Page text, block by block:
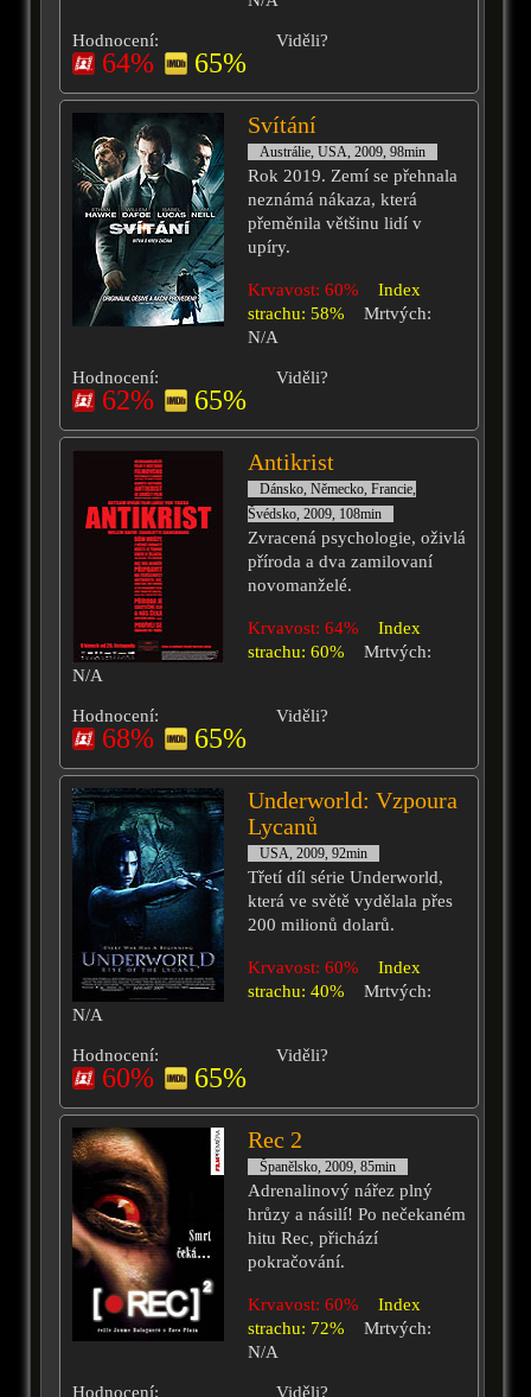
Hodnocení:
64% 65%
Viděli?
Svítání
Austrálie, USA, 2009, 98min
Rok 2019. Zemí se přehnala
neznámá nákaza, která
přeměnila většinu lidí v
upíry.
Krvavost: 60%
Index
strachu: 58%
Mrtvých:
N/A
Hodnocení:
62% 65%
Viděli?
Antikrist
Dánsko, Německo, Francie,
Švédsko, 2009, 108min
Zvracená psychologie, oživlá
příroda a dva zamilovaní
novomanželé.
Krvavost: 64%
Index
strachu: 60%
Mrtvých:
N/A
Hodnocení:
68% 65%
Viděli?
Underworld: Vzpoura
Lycanů
USA, 2009, 92min
Třetí díl série Underworld,
která ve světě vydělala přes
200 milionů dolarů.
Krvavost: 60%
Index
strachu: 40%
Mrtvých:
N/A
Hodnocení:
60% 65%
Viděli?
Rec 2
Španělsko, 2009, 85min
Adrenalinový nářez plný
hrůzy a násilí! Po nečekaném
hitu Rec, přichází
pokračování.
Krvavost: 60%
Index
strachu: 72%
Mrtvých:
N/A
Hodnocení: Viděli?